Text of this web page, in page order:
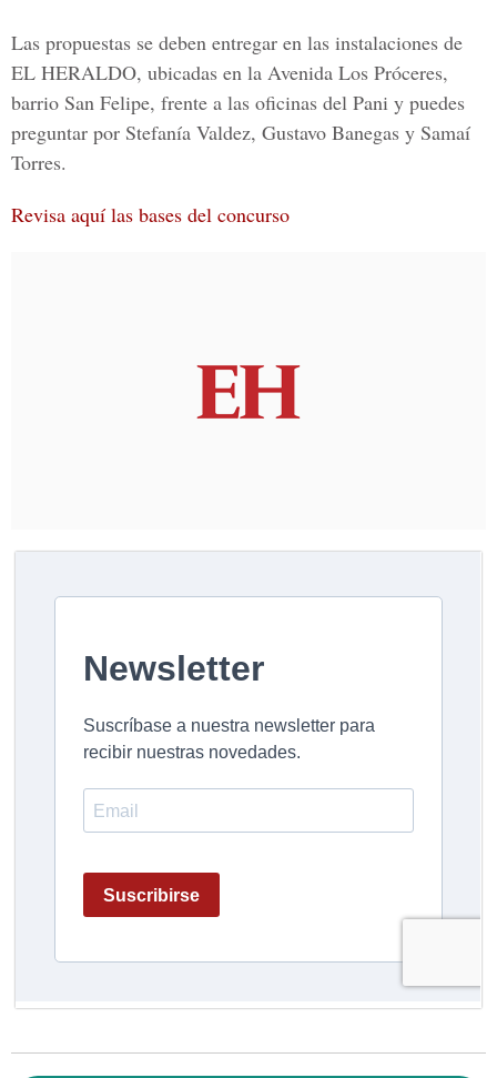
Las propuestas se deben entregar en las instalaciones de
EL HERALDO, ubicadas en la Avenida Los Próceres,
barrio San Felipe, frente a las oficinas del Pani y puedes
preguntar por Stefanía Valdez, Gustavo Banegas y Samaí
Torres.
Revisa aquí las bases del concurso